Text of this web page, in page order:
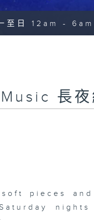
至日 12am - 6am
長夜
pieces